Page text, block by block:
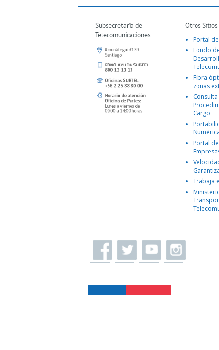
Subsecretaría de
Telecomunicaciones
Otros
Portal
Fondo
Fibra
zonas
Consulta
Cargo
Portal
Trabaja